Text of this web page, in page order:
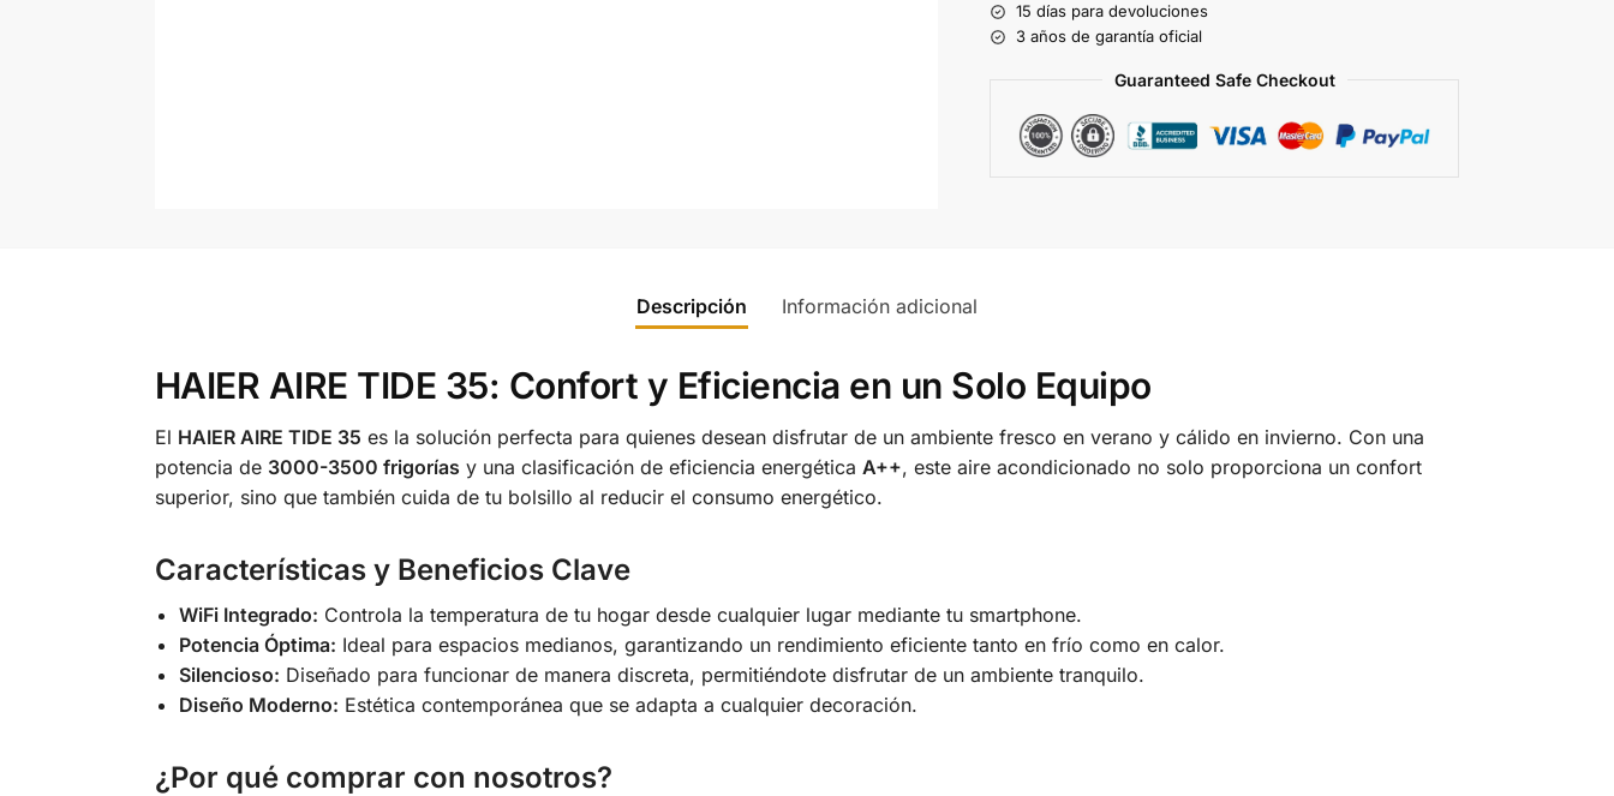
15 días para devoluciones
3 años de garantía oficial
Guaranteed Safe Checkout
Descripción Información adicional
HAIER AIRE TIDE 35: Confort y Eficiencia en un Solo Equipo
El HAIER AIRE TIDE 35 es la solución perfecta para quienes desean disfrutar de un ambiente fresco en verano y cálido en invierno. Con una
potencia de 3000-3500 frigorías y una clasificación de eficiencia energética A++, este aire acondicionado no solo proporciona un confort
superior, sino que también cuida de tu bolsillo al reducir el consumo energético.
Características y Beneficios Clave
WiFi Integrado: Controla la temperatura de tu hogar desde cualquier lugar mediante tu smartphone.
Potencia Óptima: Ideal para espacios medianos, garantizando un rendimiento eficiente tanto en frío como en calor.
Silencioso: Diseñado para funcionar de manera discreta, permitiéndote disfrutar de un ambiente tranquilo.
Diseño Moderno: Estética contemporánea que se adapta a cualquier decoración.
¿Por qué comprar con nosotros?